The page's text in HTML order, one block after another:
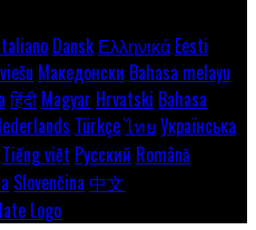
Dansk Ελληνικά Eesti
Македонски Bahasa melayu
हिंदी Magyar Hrvatski Bahasa
Türkçeไทย Українська
Tiếng việt Русский Română
Slovenčina 中文